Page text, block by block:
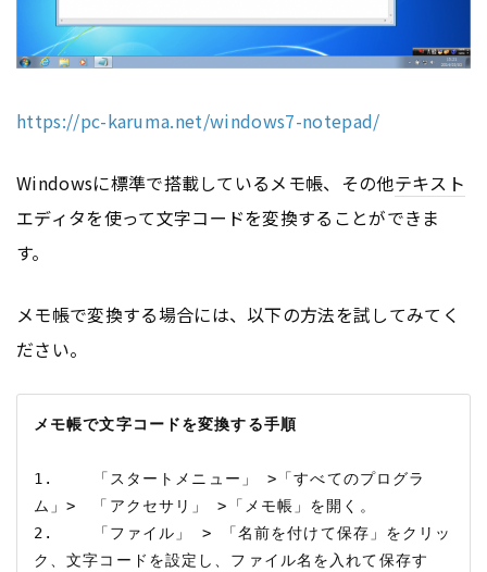
https://pc-karuma.net/windows7-notepad/
Windowsに標準で搭載しているメモ帳、その他テキスト
エディタを使って文字コードを変換することができま
す。
メモ帳で変換する場合には、以下の方法を試してみてく
ださい。
メモ帳で文字コードを変換する手順
1.    「スタートメニュー」 >「すべてのプログラ
ム」>　「アクセサリ」 >「メモ帳」を開く。
2.    「ファイル」 > 「名前を付けて保存」をクリッ
ク、文字コードを設定し、ファイル名を入れて保存す